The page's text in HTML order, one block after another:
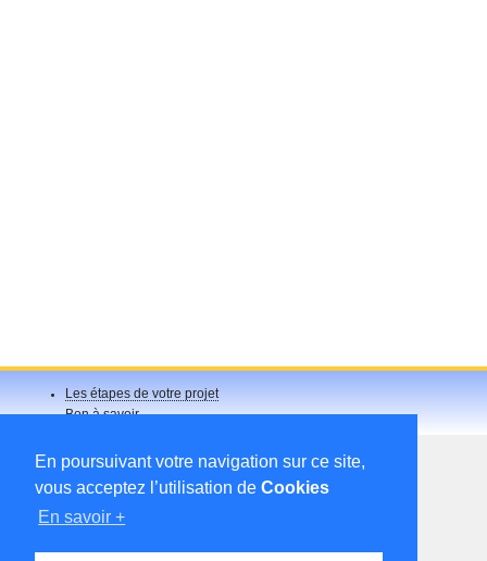
En poursuivant votre navigation sur ce site,
vous acceptez l’utilisation de Cookies
En savoir +
Les étapes de votre projet
Bon à savoir
Projets de construction
Mentions légales